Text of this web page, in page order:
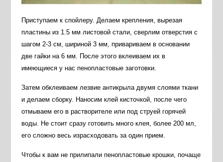
Приступаем к спойлеру. Делаем крепления, вырезая
пластины из 1.5 мм листовой стали, сверлим отверстия с
шагом 2-3 см, шириной 3 мм, привариваем в основании
две гайки на 6 мм. После этого вклеиваем их в
имеющиеся у нас пенопластовые заготовки.
Затем обклеиваем лезвие антикрыла двумя слоями ткани
и делаем сборку. Наносим клей кисточкой, после чего
отмываем его в растворителе или под струей горячей
воды. Не стоит сразу готовить много клея, более 200 мл,
его сложно весь израсходовать за один прием.
Чтобы к вам не прилипали пенопластовые крошки, почаще